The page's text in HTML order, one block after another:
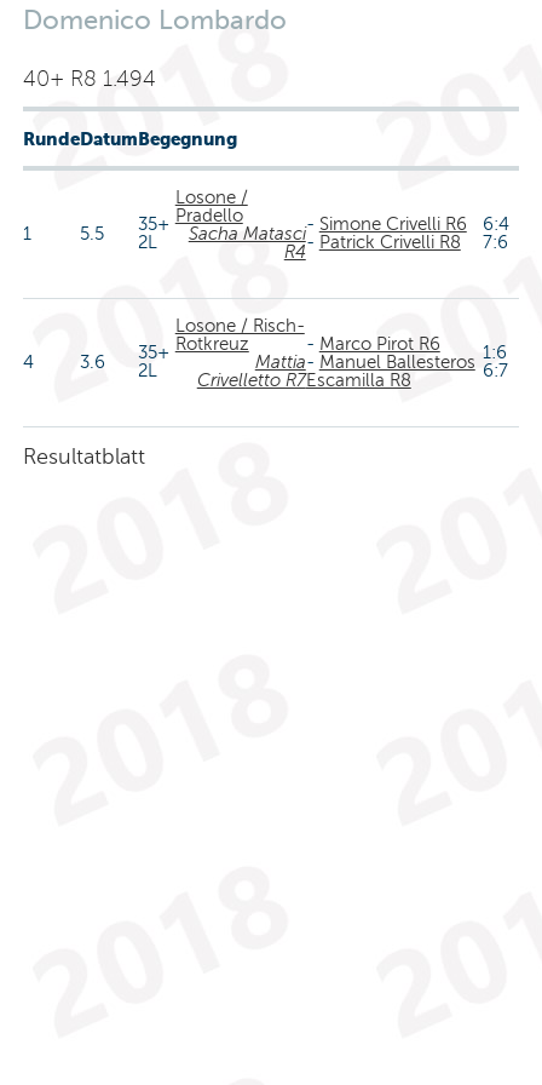
Domenico Lombardo
40+ R8 1.494
RundeDatumBegegnung
1 5.5
35+
2L
Losone /
Pradello
Sacha Matasci
R4
- Simone Crivelli R6
- Patrick Crivelli R8
6:4
7:6
4 3.6
35+
2L
Losone / Risch-
Rotkreuz
Mattia
Crivelletto R7
- Marco Pirot R6
- Manuel Ballesteros
Escamilla R8
1:6
6:7
Resultatblatt